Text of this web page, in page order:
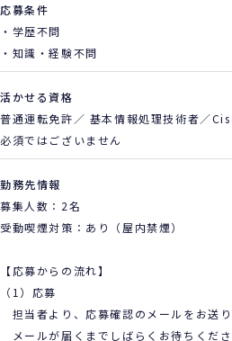
応募条件
・学歴不問
・知識・経験不問
活かせる資格
普通運転免許／ 基本情報処理技術者／
必須ではございません
勤務先情報
募集人数：2名
受動喫煙対策：あり（屋内禁煙）
【応募からの流れ】
（1）応募
担当者より、応募確認のメールをお送り
メールが届くまでしばらくお待ちくださ